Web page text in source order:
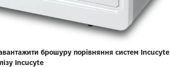
брошуру порівняння систем Incucyte
Incucyte